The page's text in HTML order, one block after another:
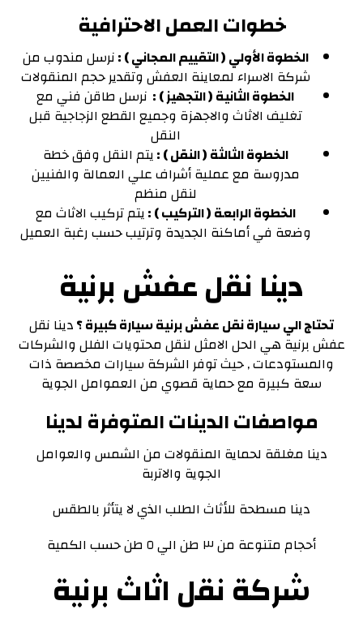
خطوات العمل الاحترافية
الخطوة الأولي ( التقييم المجاني ) :نرسل مندوب من
شركة الاسراء لمعاينة العفش وتقدير حجم المنقولات
الخطوة الثانية ( التجهيز ) : نرسل طاقن فني مع
تغليف الاثاث والاجهزة وجميع القطع الزجاجية قبل
النقل
الخطوة الثالثة ( النقل ) :يتم النقل وفق خطة
مدروسة مع عملية أشراف علي العمالة والفنيين
لنقل منظم
الخطوة الرابعة ( التركيب ) :يتم تركيب الاثاث مع
وضعة في أماكنة الجديدة وترتيب حسب رغبة العميل
دينا نقل عفش برنية
تحتاج الي سيارة نقل عفش برنية سيارة كبيرة ؟دينا نقل
عفش برنية هي الحل الامثل لنقل محتويات الفلل والشركات
والمستودعات , حيث توفر الشركة سيارات مخصصة ذات
سعة كبيرة مع حماية قصوي من العموامل الجوية
مواصفات الدينات المتوفرة لدينا
دينا مغلقة لحماية المنقولات من الشمس والعوامل
الجوية والاتربة
دينا مسطحة للأثاث الطلب الذي لا يتأثر بالطقس
أحجام متنوعة من ٣ طن الي ٥ طن حسب الكمية
شركة نقل اثاث برنية